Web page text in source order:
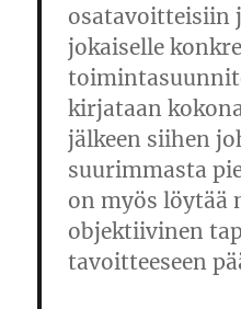
osatavoitteisiin
jokaiselle
kirjataan
jälkeen siihen
suurimmasta
on myös löytää
objektiivinen
tavoitteeseen